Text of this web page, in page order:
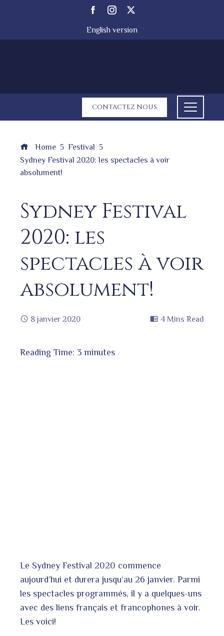
English version
CONTACTEZ NOUS
Home
Festival
Sydney Festival 2020: les spectacles à voir
absolument!
Sydney Festival
2020: les
spectacles à voir
absolument!
8 janvier 2020 4 Mins Read
Reading Time: 3 minutes
Le Sydney Festival 2020 commence
aujourd’hui et durera jusqu‘au 26 janvier. Parmi
les spectacles programmés, il y a quelques-uns
avec des liens français et francophones à voir.
Les voici!